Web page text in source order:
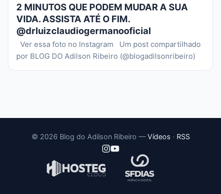
2 MINUTOS QUE PODEM MUDAR A SUA
VIDA. ASSISTA ATÉ O FIM.
@drluizclaudiogermanooficial
Ver essa foto no Instagram Um post compartilhado
por BLOG DO Adilson Ribeiro (@blogadilsonribeiro)
© 2026 Blog do Adilson Ribeiro —Vídeos · RSS